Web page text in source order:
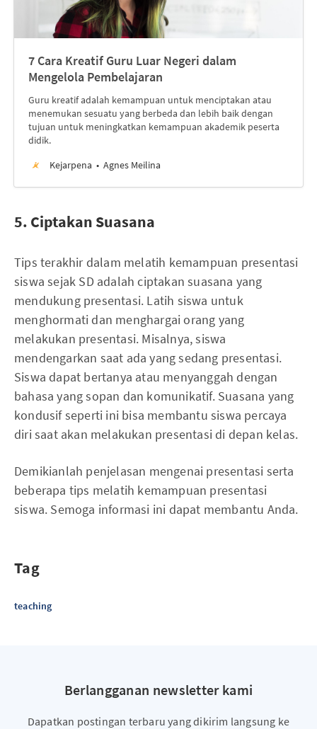
7 Cara Kreatif Guru Luar Negeri dalam
Mengelola Pembelajaran
Guru kreatif adalah kemampuan untuk menciptakan atau
menemukan sesuatu yang berbeda dan lebih baik dengan
tujuan untuk meningkatkan kemampuan akademik peserta
didik.
Kejarpena
Agnes Meilina
5. Ciptakan Suasana
Tips terakhir dalam melatih kemampuan presentasi
siswa sejak SD adalah ciptakan suasana yang
mendukung presentasi. Latih siswa untuk
menghormati dan menghargai orang yang
melakukan presentasi. Misalnya, siswa
mendengarkan saat ada yang sedang presentasi.
Siswa dapat bertanya atau menyanggah dengan
bahasa yang sopan dan komunikatif. Suasana yang
kondusif seperti ini bisa membantu siswa percaya
diri saat akan melakukan presentasi di depan kelas.
Demikianlah penjelasan mengenai presentasi serta
beberapa tips melatih kemampuan presentasi
siswa. Semoga informasi ini dapat membantu Anda.
Tag
teaching
Berlangganan newsletter kami
Dapatkan postingan terbaru yang dikirim langsung ke